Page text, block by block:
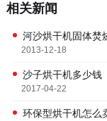
相关新闻
河沙烘干机固体焚
2013-12-18
沙子烘干机多少钱
2017-04-22
环保型烘干机怎么